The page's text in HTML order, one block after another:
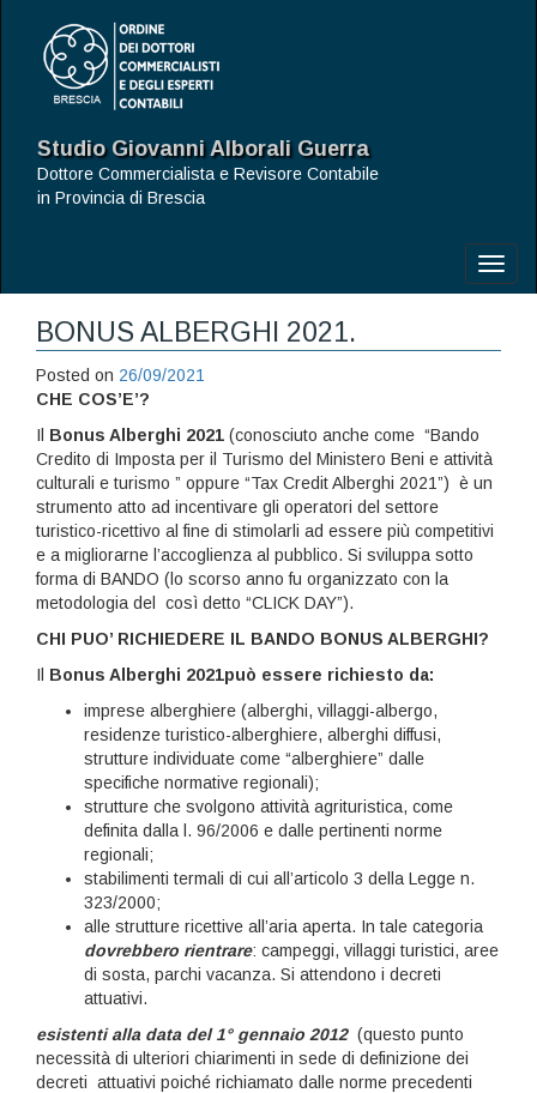
Studio Giovanni Alborali Guerra
Dottore Commercialista e Revisore Contabile
in Provincia di Brescia
BONUS ALBERGHI 2021.
Posted on 26/09/2021
CHE COS’E’?
Il Bonus Alberghi 2021 (conosciuto anche come “Bando
Credito di Imposta per il Turismo del Ministero Beni e attività
culturali e turismo ” oppure “Tax Credit Alberghi 2021”) è un
strumento atto ad incentivare gli operatori del settore
turistico-ricettivo al fine di stimolarli ad essere più competitivi
e a migliorarne l’accoglienza al pubblico. Si sviluppa sotto
forma di BANDO (lo scorso anno fu organizzato con la
metodologia del così detto “CLICK DAY”).
CHI PUO’ RICHIEDERE IL BANDO BONUS ALBERGHI?
Il Bonus Alberghi 2021può essere richiesto da:
imprese alberghiere (alberghi, villaggi-albergo,
residenze turistico-alberghiere, alberghi diffusi,
strutture individuate come “alberghiere” dalle
specifiche normative regionali);
strutture che svolgono attività agrituristica, come
definita dalla l. 96/2006 e dalle pertinenti norme
regionali;
stabilimenti termali di cui all’articolo 3 della Legge n.
323/2000;
alle strutture ricettive all’aria aperta. In tale categoria
dovrebbero rientrare: campeggi, villaggi turistici, aree
di sosta, parchi vacanza. Si attendono i decreti
attuativi.
esistenti alla data del 1° gennaio 2012(questo punto
necessità di ulteriori chiarimenti in sede di definizione dei
decreti attuativi poiché richiamato dalle norme precedenti